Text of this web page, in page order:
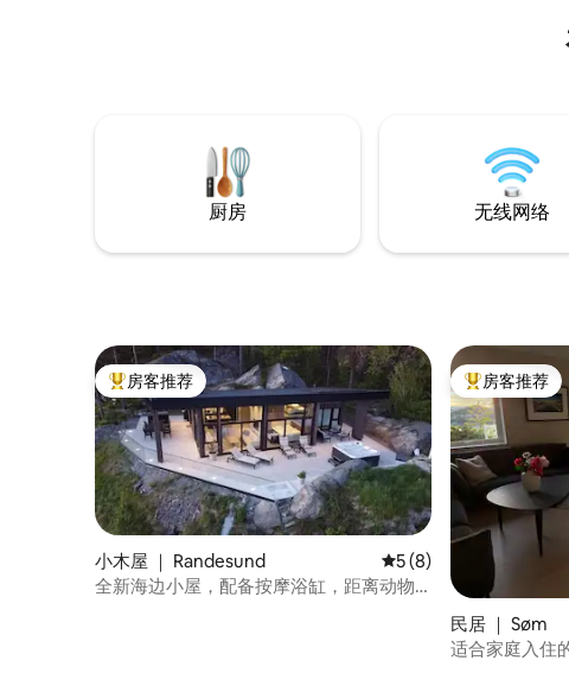
厨房 无线网络
热门「房客推荐」
房客推荐
小木屋 ｜ Randesund 平均评分 5 分（满分 5
5 (8)
全新海边小屋，配备按摩浴缸，距离动物
热门「房客推
房客推荐
民居 ｜ Søm
适合家庭入住